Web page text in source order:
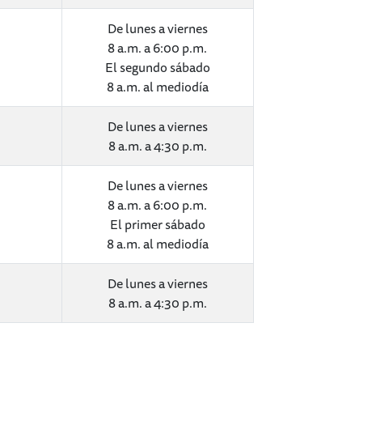
De lunes a viernes
8 a.m. a 6:00 p.m.
El segundo sábado
8 a.m. al mediodía
De lunes a viernes
8 a.m. a 4:30 p.m.
De lunes a viernes
8 a.m. a 6:00 p.m.
El primer sábado
8 a.m. al mediodía
De lunes a viernes
8 a.m. a 4:30 p.m.